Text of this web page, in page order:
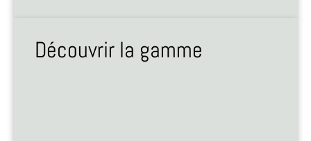
Découvrir la gamme